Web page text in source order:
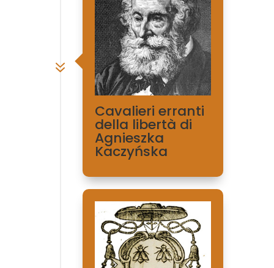
7
Cavalieri erranti
della libertà di
Agnieszka
Kaczyńska